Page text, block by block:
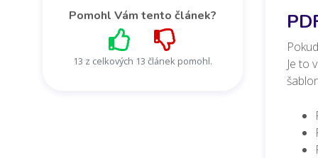
Pomohl Vám tento článek?
13 z celkových 13 článek pomohl.
Je to